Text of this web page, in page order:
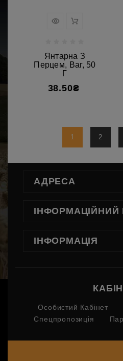
Янтарна З
Перцем, Ваг, 50
Г
38.50₴
1 2
АДРЕСА
ІНФОРМАЦІЯ
Особистий Кабінет
Спецпропозиція